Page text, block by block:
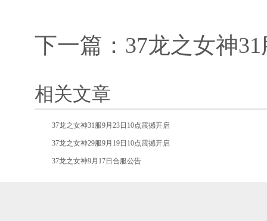
下一篇： 37龙之女神
相关文章
37龙之女神31服9月23日10点震撼开启
37龙之女神29服9月19日10点震撼开启
37龙之女神9月17日合服公告